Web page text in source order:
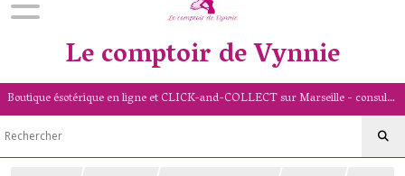
Le comptoir de Vynnie
Boutique ésotérique en ligne et CLICK-and-COLLECT sur Marseille - consultation de voyance par mail - livret numérologique (13/PACA)